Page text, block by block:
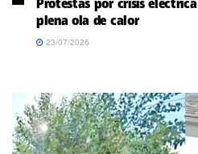
Protestas por crisis
plena ola de calor
23/07/2026